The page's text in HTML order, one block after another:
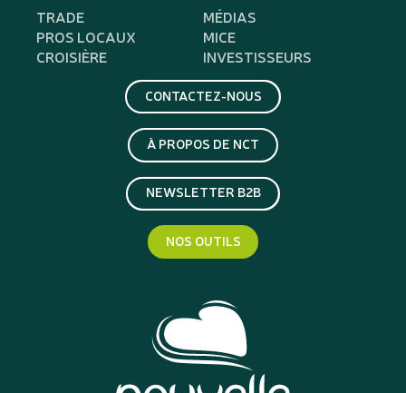
TRADE
MÉDIAS
PROS LOCAUX
MICE
CROISIÈRE
INVESTISSEURS
CONTACTEZ-NOUS
À PROPOS DE NCT
NEWSLETTER B2B
NOS OUTILS